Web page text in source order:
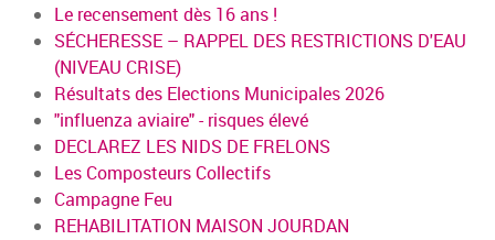
Le recensement dès 16 ans !
SÉCHERESSE – RAPPEL DES RESTRICTIONS D'EAU
(NIVEAU CRISE)
Résultats des Elections Municipales 2026
"influenza aviaire" - risques élevé
DECLAREZ LES NIDS DE FRELONS
Les Composteurs Collectifs
Campagne Feu
REHABILITATION MAISON JOURDAN